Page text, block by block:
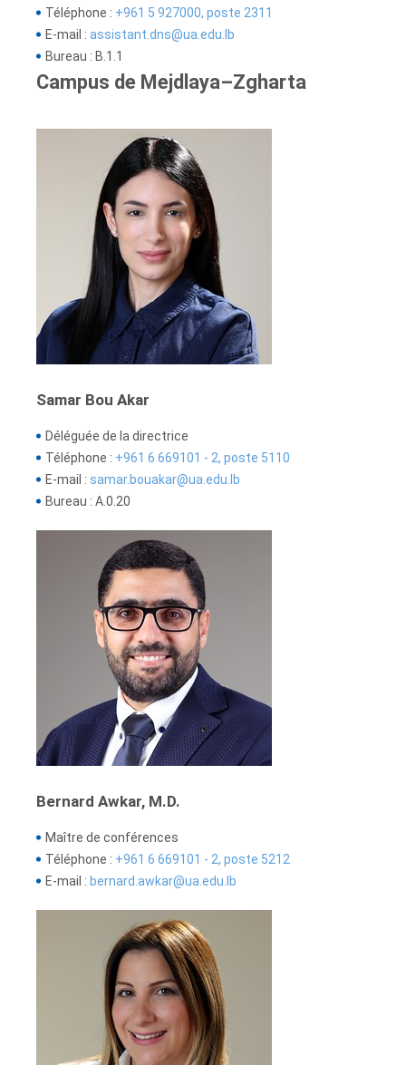
Téléphone : +961 5 927000, poste 2311
E-mail : assistant.dns@ua.edu.lb
Bureau : B.1.1
Campus de Mejdlaya–Zgharta
Samar Bou Akar
Déléguée de la directrice
Téléphone : +961 6 669101 - 2, poste 5110
E-mail : samar.bouakar@ua.edu.lb
Bureau : A.0.20
Bernard Awkar, M.D.
Maître de conférences
Téléphone : +961 6 669101 - 2, poste 5212
E-mail : bernard.awkar@ua.edu.lb